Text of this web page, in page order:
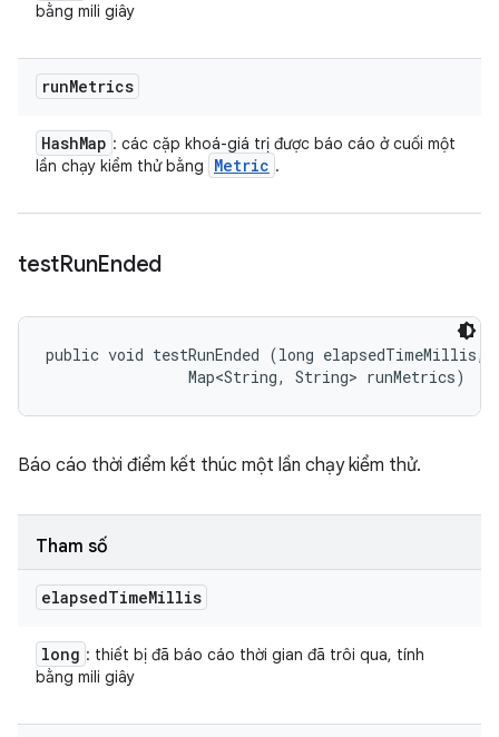
bằng mili giây
runMetrics
HashMap : các cặp khoá-giá trị được báo cáo ở cuối một
lần chạy kiểm thử bằng
Metric .
testRunEnded
public void testRunEnded (long elapsedTimeMillis,
                Map<String, String> runMetrics)
Báo cáo thời điểm kết thúc một lần chạy kiểm thử.
Tham số
elapsedTimeMillis
long : thiết bị đã báo cáo thời gian đã trôi qua, tính
bằng mili giây